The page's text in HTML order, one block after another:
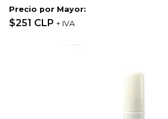
Precio por Mayor:
$251 CLP + IVA